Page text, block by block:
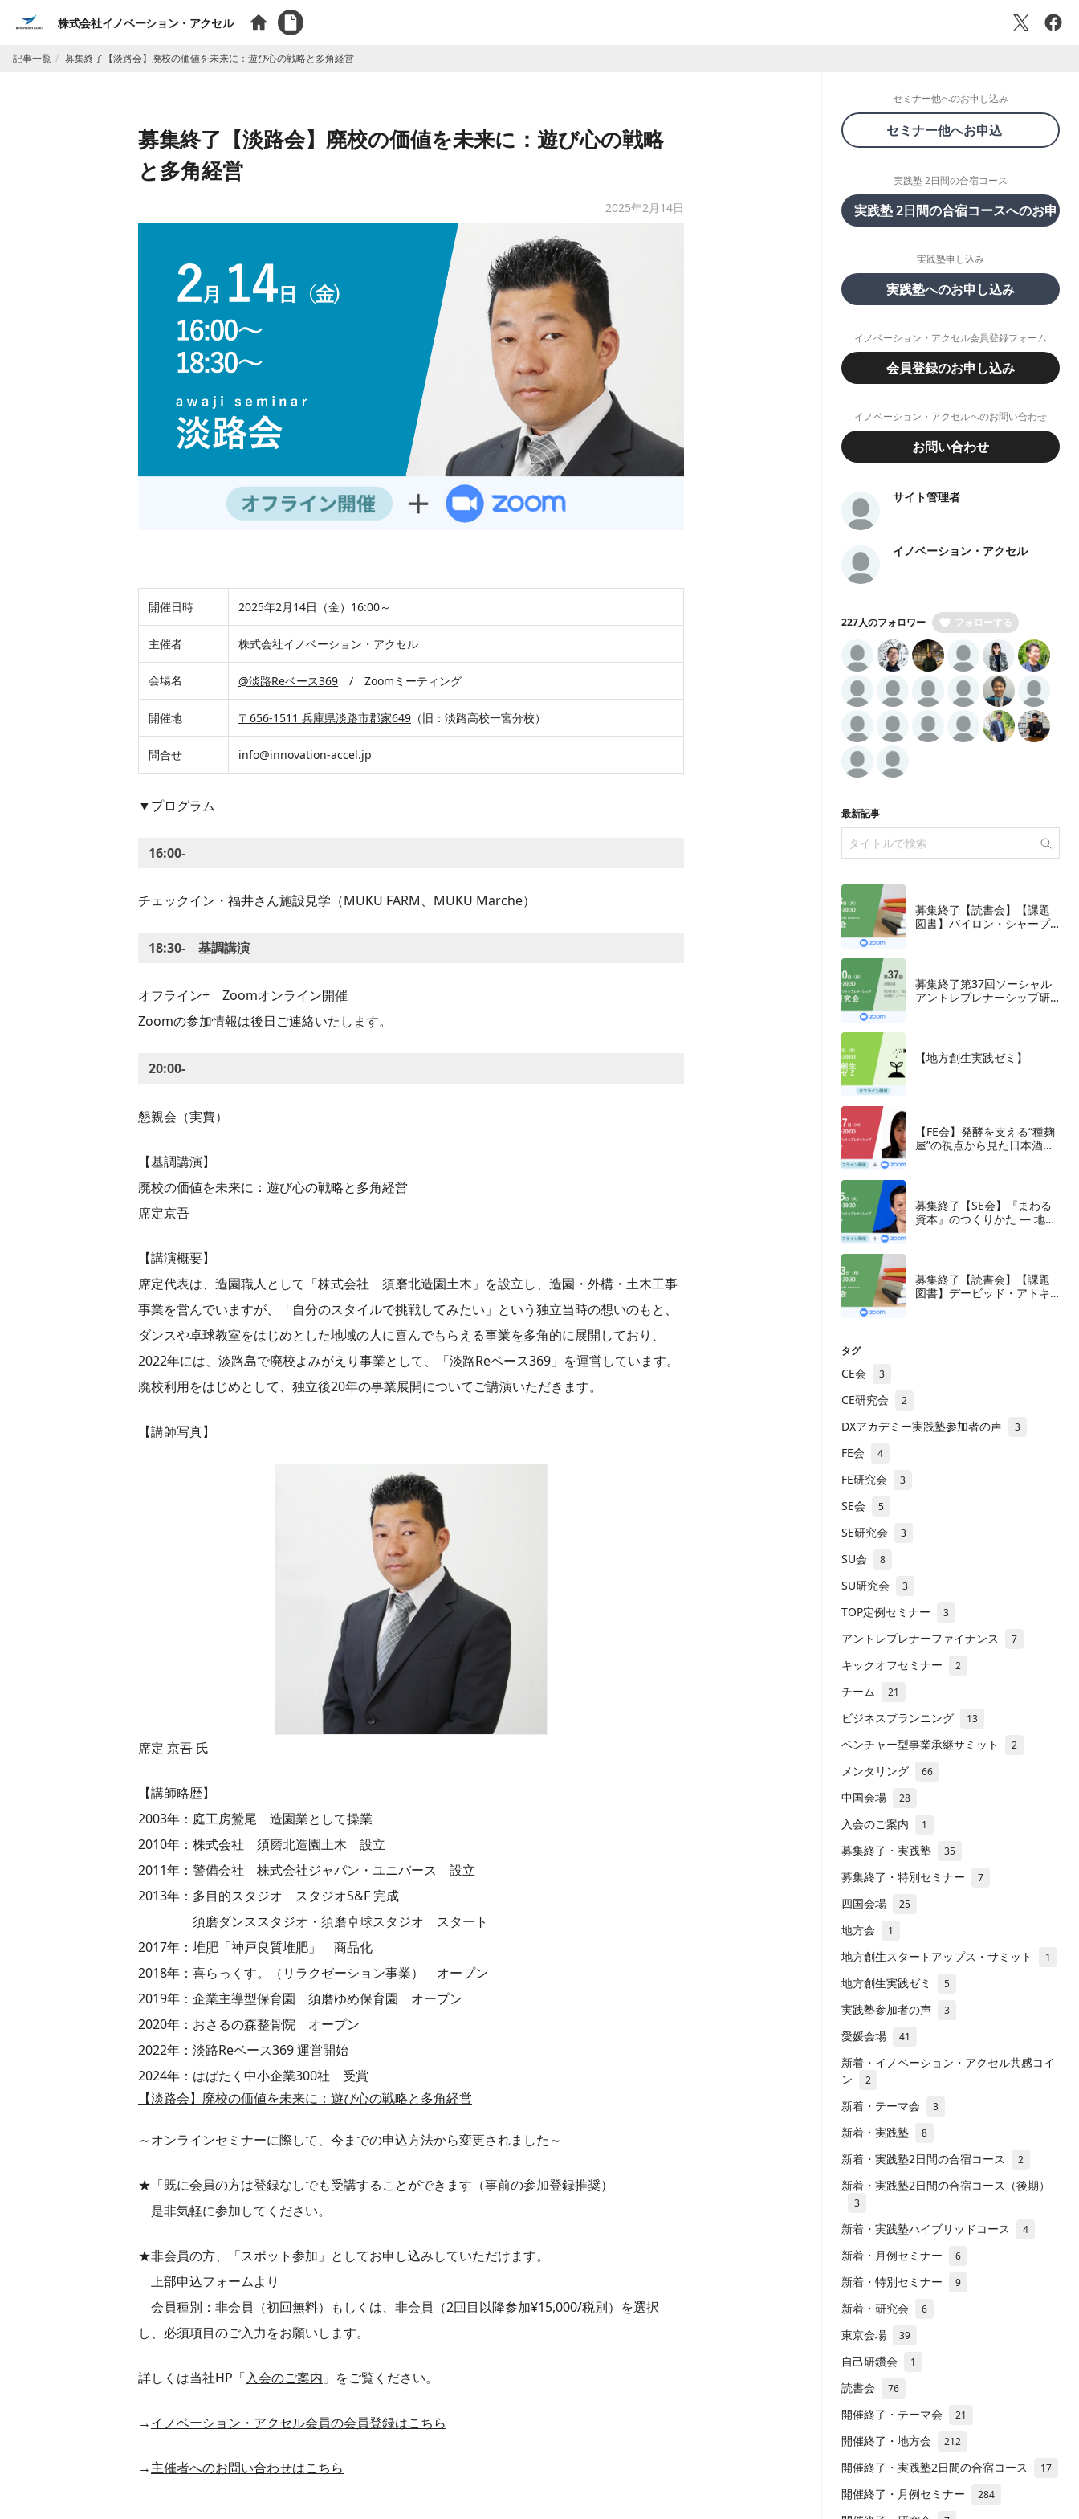
株式会社イノベーション・アクセル
記事一覧 募集終了【淡路会】廃校の価値を未来に：遊び心の戦略と多角経営
募集終了【淡路会】廃校の価値を未来に：遊び心の戦略
と多角経営
2025年2月14日
開催日時 2025年2月14日（金）16:00～
主催者 株式会社イノベーション・アクセル
会場名 @淡路Reベース369 / Zoomミーティング
開催地 〒656-1511 兵庫県淡路市郡家649 （旧：淡路高校一宮分校）
問合せ info@innovation-accel.jp
▼プログラム
16:00-
チェックイン・福井さん施設見学（MUKU FARM、MUKU Marche）
18:30- 基調講演
オフライン+ Zoomオンライン開催
Zoomの参加情報は後日ご連絡いたします。
20:00-
懇親会（実費）
【基調講演】
廃校の価値を未来に：遊び心の戦略と多角経営
席定京吾
【講演概要】
席定代表は、造園職人として「株式会社 須磨北造園土木」を設立し、造園・外構・土木工事
事業を営んでいますが、「自分のスタイルで挑戦してみたい」という独立当時の想いのもと、
ダンスや卓球教室をはじめとした地域の人に喜んでもらえる事業を多角的に展開しており、
2022年には、淡路島で廃校よみがえり事業として、「淡路Reベース369」を運営しています。
廃校利用をはじめとして、独立後20年の事業展開についてご講演いただきます。
【講師写真】
席定 京吾 氏
【講師略歴】
2003年：庭工房鷲尾 造園業として操業
2010年：株式会社 須磨北造園土木 設立
2011年：警備会社 株式会社ジャパン・ユニバース 設立
2013年：多目的スタジオ スタジオS&F 完成
須磨ダンススタジオ・須磨卓球スタジオ スタート
2017年：堆肥「神戸良質堆肥」 商品化
2018年：喜らっくす。（リラクゼーション事業） オープン
2019年：企業主導型保育園 須磨ゆめ保育園 オープン
2020年：おさるの森整骨院 オープン
2022年：淡路Reベース369 運営開始
2024年：はばたく中小企業300社 受賞
【淡路会】廃校の価値を未来に：遊び心の戦略と多角経営
～オンラインセミナーに際して、今までの申込方法から変更されました～
★「既に会員の方は登録なしでも受講することができます（事前の参加登録推奨）
是非気軽に参加してください。
★非会員の方、「スポット参加」としてお申し込みしていただけます。
上部申込フォームより
会員種別：非会員（初回無料）もしくは、非会員（2回目以降参加¥15,000/税別）を選択
し、必須項目のご入力をお願いします。
詳しくは当社HP「入会のご案内 」をご覧ください。
→イノベーション・アクセル会員の会員登録はこちら
→主催者へのお問い合わせはこちら
セミナー他へのお申し込み
セミナー他へお申込
実践塾 2日間の合宿コース
実践塾 2日間の合宿コースへのお申し
実践塾申し込み
実践塾へのお申し込み
イノベーション・アクセル会員登録フォーム
会員登録のお申し込み
イノベーション・アクセルへのお問い合わせ
お問い合わせ
サイト管理者
イノベーション・アクセル
227人のフォロワー フォローする
最新記事
募集終了【読書会】【課題
図書】バイロン・シャープ
版、2018年
募集終了第37回ソーシャル
アントレプレナーシップ研
【地方創生実践ゼミ】
【FE会】発酵を支える“種麹
屋”の視点から見た日本酒産
募集終了【SE会】『まわる
資本』のつくりかた — 地方
募集終了【読書会】【課題
図書】デービッド・アトキ
タグ
CE会 3
CE研究会 2
DXアカデミー実践塾参加者の声 3
FE会 4
FE研究会 3
SE会 5
SE研究会 3
SU会 8
SU研究会 3
TOP定例セミナー 3
アントレプレナーファイナンス 7
キックオフセミナー 2
チーム 21
ビジネスプランニング 13
ベンチャー型事業承継サミット 2
メンタリング 66
中国会場 28
入会のご案内 1
募集終了・実践塾 35
募集終了・特別セミナー 7
四国会場 25
地方会 1
地方創生スタートアップス・サミット 1
地方創生実践ゼミ 5
実践塾参加者の声 3
愛媛会場 41
新着・イノベーション・アクセル共感コイ
ン
2
新着・テーマ会 3
新着・実践塾 8
新着・実践塾2日間の合宿コース 2
新着・実践塾2日間の合宿コース（後期）
3
新着・実践塾ハイブリッドコース 4
新着・月例セミナー 6
新着・特別セミナー 9
新着・研究会 6
東京会場 39
自己研鑽会 1
読書会 76
開催終了・テーマ会 21
開催終了・地方会 212
開催終了・実践塾2日間の合宿コース 17
開催終了・月例セミナー 284